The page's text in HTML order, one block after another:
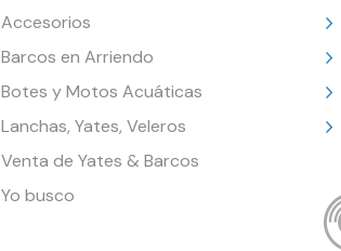
Accesorios
Barcos en Arriendo
Botes y Motos Acuáticas
Lanchas, Yates, Veleros
Venta de Yates & Barcos
Yo busco